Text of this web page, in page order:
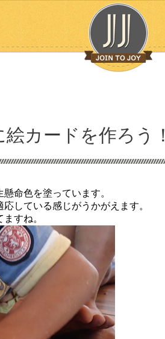
カードを作ろう！
命色を塗っています。
している感じがうかがえます。
すね。